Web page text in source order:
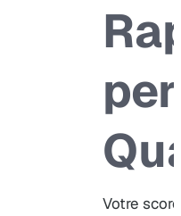
Votre